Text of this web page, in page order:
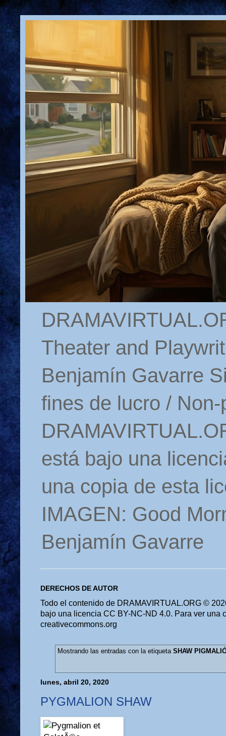
Theater and
Benjamín Gavarre
fines de lucro /
está bajo una
una copia de esta
IMAGEN: Good
Benjamín Gavarre
DERECHOS DE AUTOR
Todo el contenido de DRAMAVIRTUAL.ORG ©
bajo una licencia CC BY-NC-ND 4.0. Para ver una
creativecommons.org
Mostrando las entradas con la etiqueta SHAW
lunes, abril 20, 2020
PYGMALION SHAW